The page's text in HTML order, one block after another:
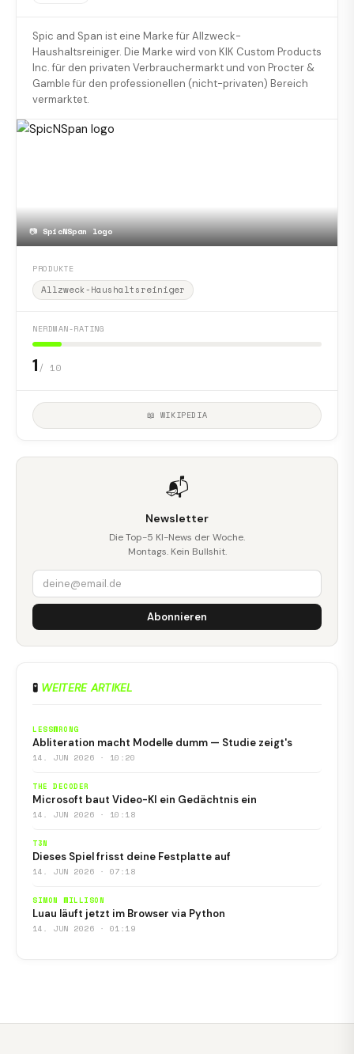
Spic and Span ist eine Marke für Allzweck-
Haushaltsreiniger. Die Marke wird von KIK Custom Products
Inc. für den privaten Verbrauchermarkt und von Procter &
Gamble für den professionellen (nicht-privaten) Bereich
vermarktet.
📷SpicNSpan logo
PRODUKTE
Allzweck-Haushaltsreiniger
NERDMAN-RATING
1 / 10
📖 WIKIPEDIA
📬
Newsletter
Die Top-5 KI-News der Woche.
Montags. Kein Bullshit.
Abonnieren
🧪 WEITERE ARTIKEL
LESSWRONG
Abliteration macht Modelle dumm — Studie zeigt's
14. JUN 2026 · 10:20
THE DECODER
Microsoft baut Video-KI ein Gedächtnis ein
14. JUN 2026 · 10:18
T3N
Dieses Spiel frisst deine Festplatte auf
14. JUN 2026 · 07:18
SIMON WILLISON
Luau läuft jetzt im Browser via Python
14. JUN 2026 · 01:19